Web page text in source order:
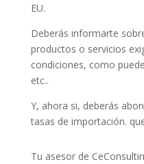
EU.
Deberás informarte
productos o servicios
condiciones, como
etc..
Y, ahora si, deberás
tasas de importación.
Tu asesor de